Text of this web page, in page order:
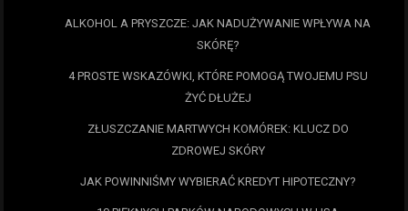
ALKOHOL A PRYSZCZE: JAK NADUŻYWANIE WPŁYWA NA
SKÓRĘ?
4 PROSTE WSKAZÓWKI, KTÓRE POMOGĄ TWOJEMU PSU
ŻYĆ DŁUŻEJ
ZŁUSZCZANIE MARTWYCH KOMÓREK: KLUCZ DO
ZDROWEJ SKÓRY
JAK POWINNIŚMY WYBIERAĆ KREDYT HIPOTECZNY?